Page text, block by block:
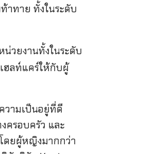
าทาย ทั้งในระดับ
น่วยงานทั้งในระดับ
ฮลท์แคร์ให้กับผู้
วามเป็นอยู่ที่ดี
ครอบครัว และ
ดยผู้หญิงมากกว่า